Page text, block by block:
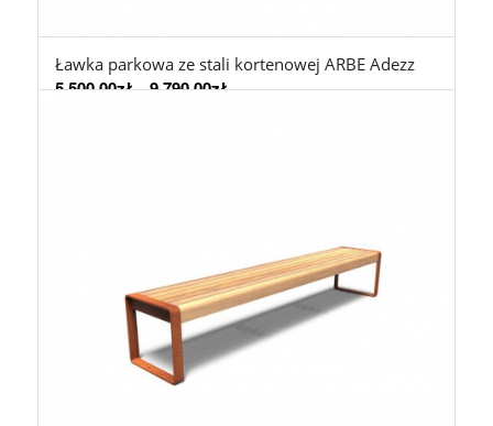
Ławka parkowa ze stali kortenowej ARBE Adezz
5.500,00zł–9.790,00zł